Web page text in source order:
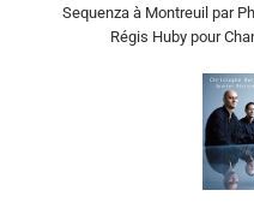
Sequenza à Montreuil par
Régis Huby pour